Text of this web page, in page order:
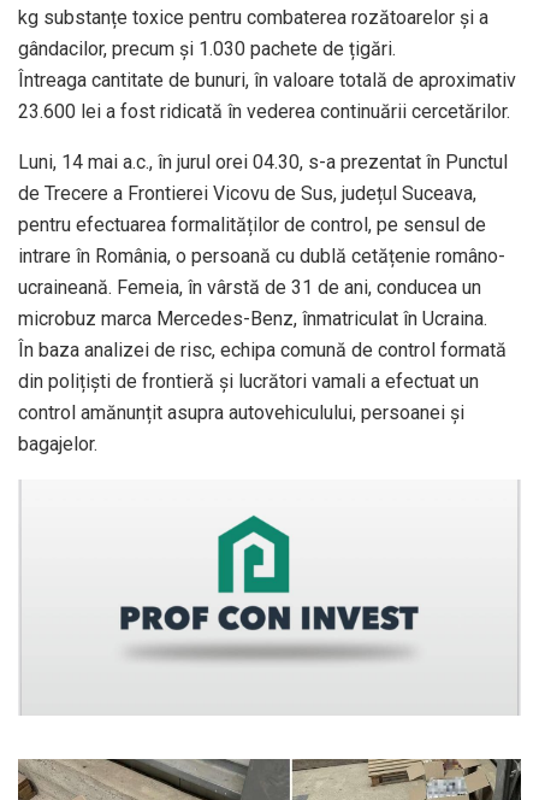
kg substanțe toxice pentru combaterea rozătoarelor și a
gândacilor, precum și 1.030 pachete de țigări.
Întreaga cantitate de bunuri, în valoare totală de aproximativ
23.600 lei a fost ridicată în vederea continuării cercetărilor.
Luni, 14 mai a.c., în jurul orei 04.30, s-a prezentat în Punctul
de Trecere a Frontierei Vicovu de Sus, județul Suceava,
pentru efectuarea formalităților de control, pe sensul de
intrare în România, o persoană cu dublă cetățenie româno-
ucraineană. Femeia, în vârstă de 31 de ani, conducea un
microbuz marca Mercedes-Benz, înmatriculat în Ucraina.
În baza analizei de risc, echipa comună de control formată
din polițiști de frontieră și lucrători vamali a efectuat un
control amănunțit asupra autovehiculului, persoanei și
bagajelor.